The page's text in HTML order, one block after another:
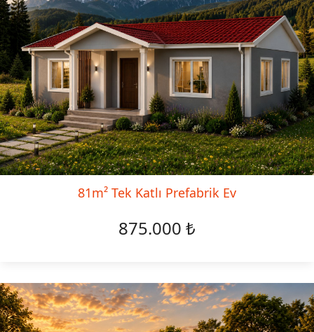
81m² Tek Katlı Prefabrik Ev
875.000 ₺